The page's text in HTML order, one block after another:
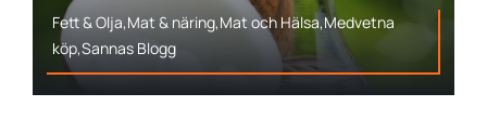
Fett & Olja,Mat & näring,Mat och Hälsa,Medvetna
köp,Sannas Blogg